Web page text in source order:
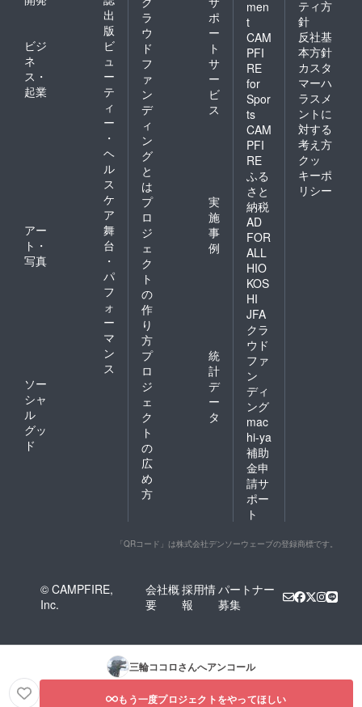
出
版
ビジ
ネ
ス・
起業
ビ
ュ
ー
テ
ィ
ー
・
ヘ
ル
ス
ケ
ア
アー
ト・
写真
舞
台
・
パ
フ
ォ
ー
マ
ン
ス
ソー
シャ
ル
グッ
ド
ラ
ウ
ド
フ
ァ
ン
デ
ィ
ン
グ
と
は
ポ
ー
ト
サ
ー
ビ
ス
プ
ロ
ジ
ェ
ク
ト
の
作
り
方
実
施
事
例
プ
ロ
ジ
ェ
ク
ト
の
広
め
方
統
計
デ
ー
タ
men
t
CAM
PFI
RE
for
Spor
ts
CAM
PFI
RE
ふる
さと
納税
AD
FOR
ALL
HIO
KOS
HI
JFA
クラ
ウド
ファ
ン
ディ
ング
mac
hi-ya
補助
金申
請サ
ポー
ト
ティ方
針
反社基
本方針
カスタ
マーハ
ラスメ
ントに
対する
考え方
クッ
キーポ
リシー
「QRコード」は株式会社デンソーウェーブの登録商標です。
© CAMPFIRE,
Inc.
会社概
要
採用情
報
パートナー
募集
三輪ココロさんへアンコール
もう一度プロジェクトをやってほしい